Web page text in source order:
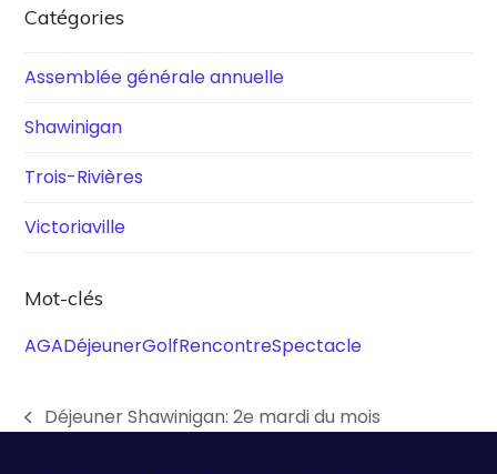
Catégories
Assemblée générale annuelle
Shawinigan
Trois-Rivières
Victoriaville
Mot-clés
AGADéjeunerGolfRencontreSpectacle
previous
Déjeuner Shawinigan: 2e mardi du mois